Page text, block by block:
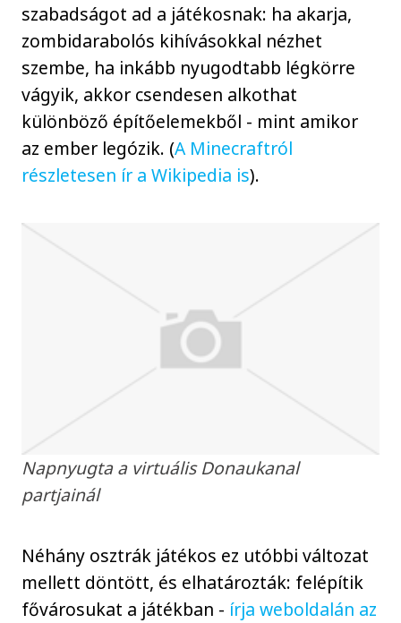
szabadságot ad a játékosnak: ha akarja,
zombidarabolós kihívásokkal nézhet
szembe, ha inkább nyugodtabb légkörre
vágyik, akkor csendesen alkothat
különböző építőelemekből - mint amikor
az ember legózik. (A Minecraftról
részletesen ír a Wikipedia is).
Napnyugta a virtuális Donaukanal
partjainál
Néhány osztrák játékos ez utóbbi változat
mellett döntött, és elhatározták: felépítik
fővárosukat a játékban - írja weboldalán az